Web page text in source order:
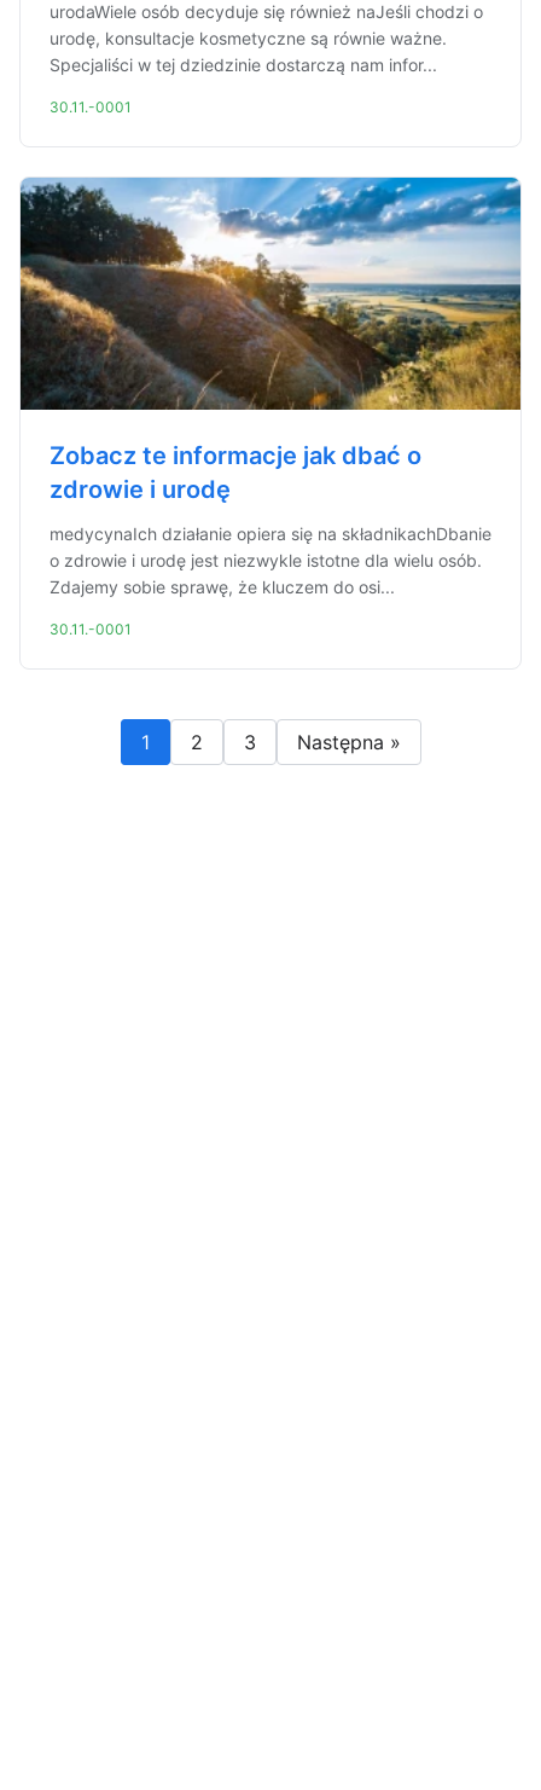
urodaWiele osób decyduje się również naJeśli chodzi o
urodę, konsultacje kosmetyczne są równie ważne.
Specjaliści w tej dziedzinie dostarczą nam infor...
30.11.-0001
Zobacz te informacje jak dbać o
zdrowie i urodę
medycynaIch działanie opiera się na składnikachDbanie
o zdrowie i urodę jest niezwykle istotne dla wielu osób.
Zdajemy sobie sprawę, że kluczem do osi...
30.11.-0001
1 2 3 Następna »